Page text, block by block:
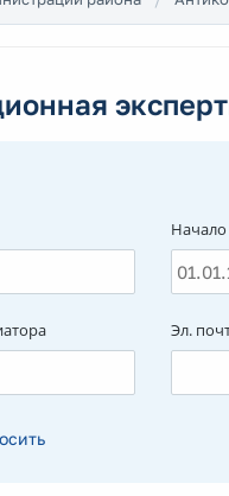
Начало
Эл.